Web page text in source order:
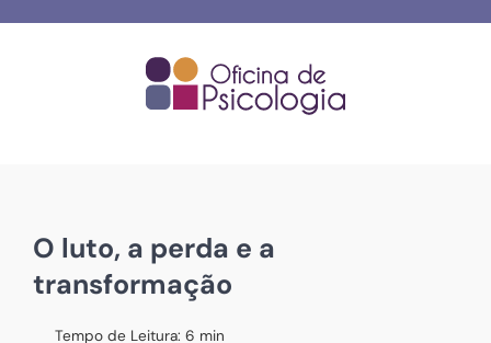
O luto, a perda e a
transformação
Tempo de Leitura: 6 min